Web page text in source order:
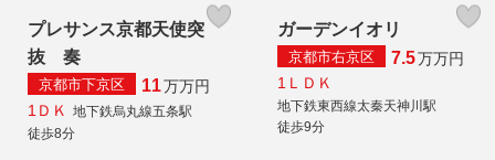
プレサンス京都天使突
抜 奏
京都市下京区 11万万円
1ＤＫ 地下鉄烏丸線五条駅
徒歩8分
ガーデンイオリ
京都市右京区 7.5万万円
1ＬＤＫ
地下鉄東西線太秦天神川駅
徒歩9分